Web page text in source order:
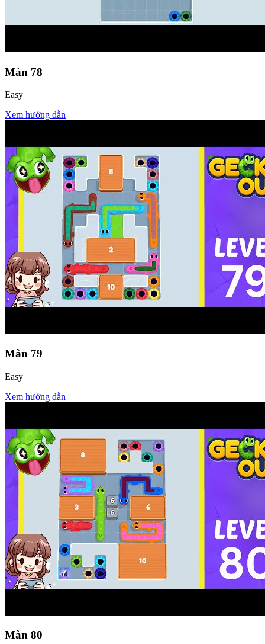
Màn 78
Easy
Xem hướng dẫn
Màn 79
Easy
Xem hướng dẫn
Màn 80